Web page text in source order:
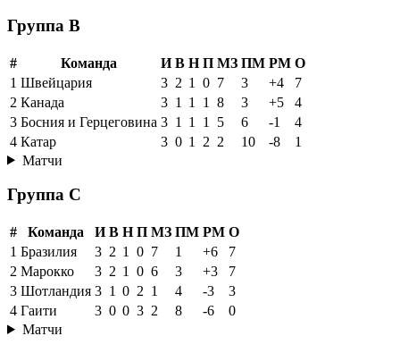
Группа B
# Команда И В Н П МЗ ПМ РМ О
1 Швейцария 3 2 1 0 7 3 +4
7
2 Канада 3 1 1 1 8 3 +5
4
3 Босния и Герцеговина 3 1 1 1 5 6 -1
4
4 Катар 3 0 1 2 2 10 -8
1
Матчи
Группа C
# Команда И В Н П МЗ ПМ РМ О
1 Бразилия 3 2 1 0 7 1 +6
7
2 Марокко 3 2 1 0 6 3 +3
7
3 Шотландия 3 1 0 2 1 4 -3
3
4 Гаити 3 0 0 3 2 8 -6
0
Матчи